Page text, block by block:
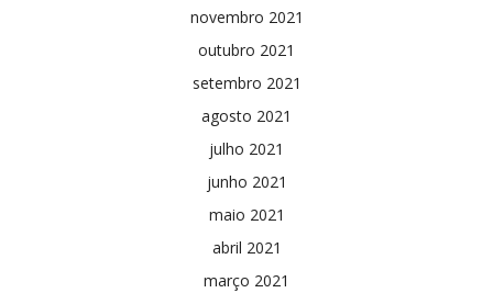
novembro 2021
outubro 2021
setembro 2021
agosto 2021
julho 2021
junho 2021
maio 2021
abril 2021
março 2021